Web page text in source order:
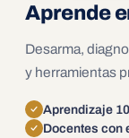
Aprende
Desarma,
y herramientas
Aprendizaje
Docentes con